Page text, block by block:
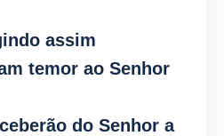
assim
temor ao Senhor
do Senhor a